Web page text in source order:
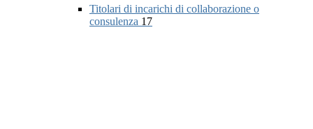
Titolari di incarichi di collaborazione o
consulenza 17